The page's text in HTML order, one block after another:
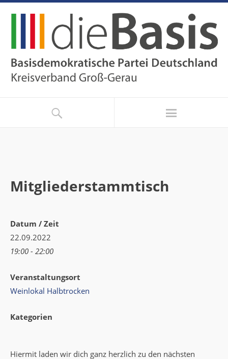
Mitgliederstammtisch
Datum / Zeit
22.09.2022
19:00 - 22:00
Veranstaltungsort
Weinlokal Halbtrocken
Kategorien
Hiermit laden wir dich ganz herzlich zu den nächsten